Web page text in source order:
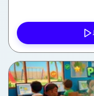
língua portuguesa em
cotidiano. Favorecer a
vínculos por meio da
Língua de Acolhimento